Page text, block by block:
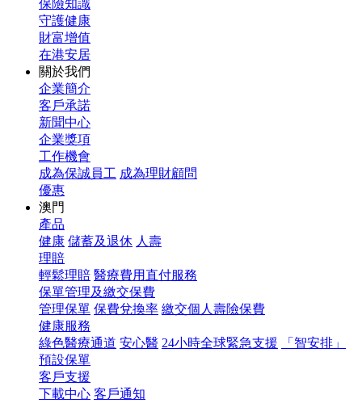
保險知識
守護健康
財富增值
在港安居
關於我們
企業簡介
客戶承諾
新聞中心
企業獎項
工作機會
成為保誠員工 成為理財顧問
優惠
澳門
產品
健康 儲蓄及退休 人壽
理賠
輕鬆理賠 醫療費用直付服務
保單管理及繳交保費
管理保單 保費兌換率 繳交個人壽險保費
健康服務
綠色醫療通道 安心醫 24小時全球緊急支援
「智安排」
預設保單
客戶支援
下載中心 客戶通知